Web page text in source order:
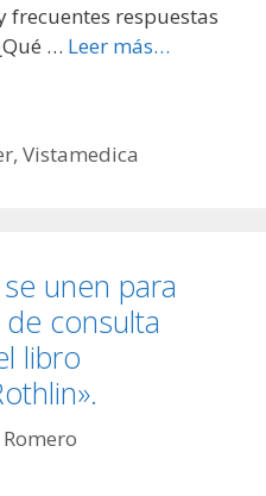
respuestas
… Leer más…
,Vistamedica
unen para
consulta
libro